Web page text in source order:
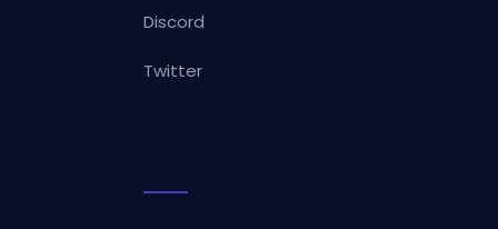
Discord
Twitter